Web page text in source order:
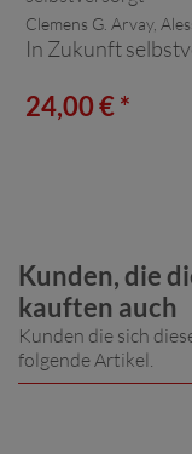
Clemens G. Arvay,
In Zukunft
24,00 € *
Kunden, die
kauften auch
Kunden die sich
folgende Artikel.